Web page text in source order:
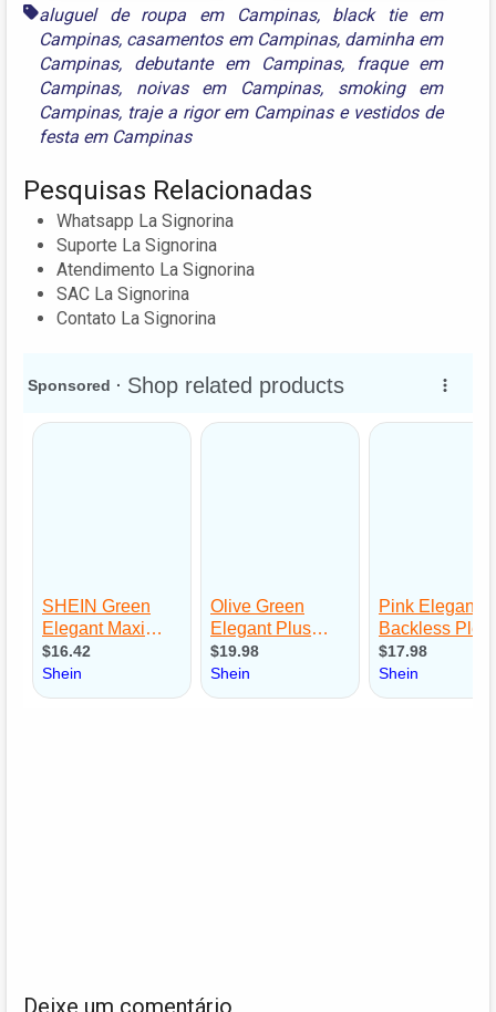
aluguel de roupa em Campinas, black tie em
Campinas, casamentos em Campinas, daminha em
Campinas, debutante em Campinas,
fraque em
Campinas, noivas em Campinas, smoking em
Campinas, traje a rigor em Campinase vestidos de
festa em Campinas
Pesquisas Relacionadas
Whatsapp La Signorina
Suporte La Signorina
Atendimento La Signorina
SAC La Signorina
Contato La Signorina
Deixe um comentário